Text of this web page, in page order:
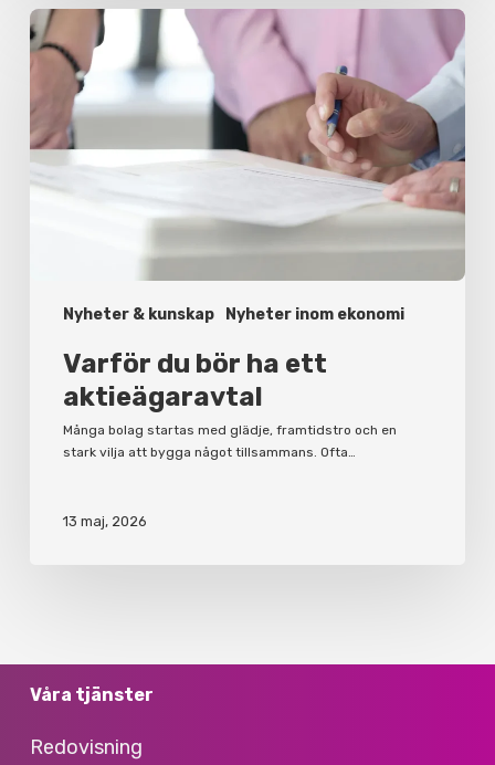
Nyheter & kunskap Nyheter inom ekonomi
Varför
du
ett
aktieägaravtal
Varför du bör ha ett
aktieägaravtal
Många bolag startas med glädje, framtidstro och en
stark vilja att bygga något tillsammans. Ofta…
13 maj, 2026
Våra tjänster
Redovisning